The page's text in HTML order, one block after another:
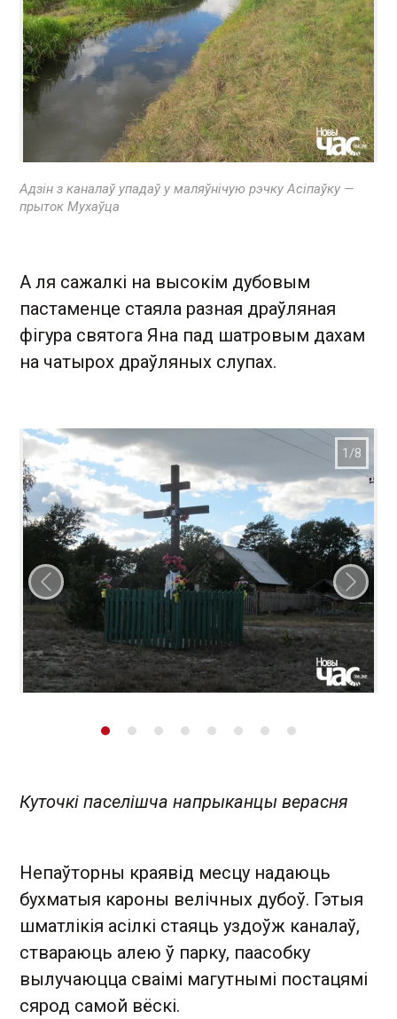
Адзін з каналаў упадаў у маляўнічую рэчку Асіпаўку —
прыток Мухаўца
А ля сажалкі на высокім дубовым
пастаменце стаяла разная драўляная
фігура святога Яна пад шатровым дахам
на чатырох драўляных слупах.
Папярэдні слайд
Куточкі паселішча напрыканцы верасня
Непаўторны краявід месцу надаюць
бухматыя кароны велічных дубоў. Гэтыя
шматлікія асілкі стаяць уздоўж каналаў,
ствараюць алею ў парку, паасобку
вылучаюцца сваімі магутнымі постацямі
сярод самой вёскі.